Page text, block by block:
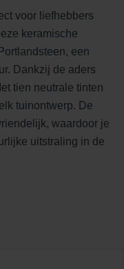
voor liefhebbers
keramische
een
Dankzij de aders
tien neutrale tinten
tuinontwerp. De
waardoor je
uitstraling in de